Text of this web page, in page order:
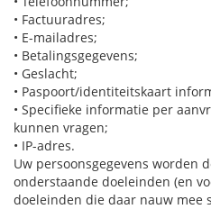
• Factuuradres;
• E-mailadres;
• Betalingsgegevens;
• Geslacht;
• Paspoort/identiteitskaart
• Specifieke informatie per
kunnen vragen;
• IP-adres.
Uw persoonsgegevens worden
onderstaande doeleinden (en
doeleinden die daar nauw mee